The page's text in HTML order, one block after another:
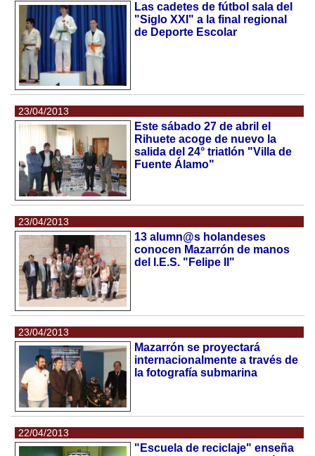
Las cadetes de fútbol sala del
"Siglo XXI" a la final regional
de Deporte Escolar
23/04/2013
Este sábado 27 de abril el
Rihuete acoge de nuevo la
salida del 24° triatlón "Villa de
Fuente Álamo"
23/04/2013
13 alumn@s holandeses
conocen Mazarrón de manos
del I.E.S. "Felipe II"
23/04/2013
Mazarrón se proyectará
internacionalmente a través de
la fotografía submarina
22/04/2013
"Escuela de reciclaje" enseña